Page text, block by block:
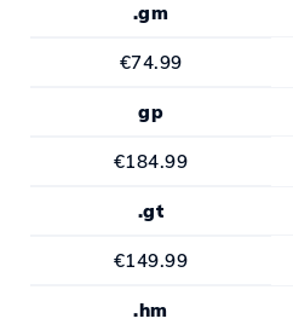
.gm
€74.99
gp
€184.99
.gt
€149.99
.hm